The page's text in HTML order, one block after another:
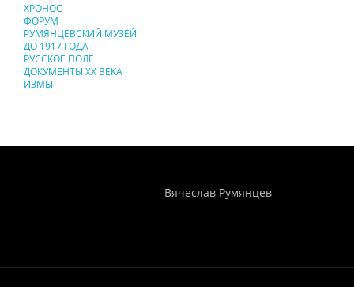
ХРОНОС
ФОРУМ
РУМЯНЦЕВСКИЙ МУЗЕЙ
ДО 1917 ГОДА
РУССКОЕ ПОЛЕ
ДОКУМЕНТЫ XX ВЕКА
ИЗМЫ
Вячеслав Румянцев